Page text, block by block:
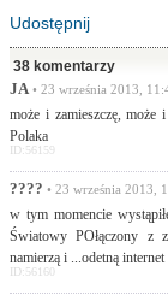
Udostępnij
38 komentarzy
JA • 23 września 2013,
może i zamieszczę,
Polaka
ID:56159
???? • 23 września 2013,
w tym momencie
Światowy POłączony z
namierzą i ...odetną internet
ID:56160